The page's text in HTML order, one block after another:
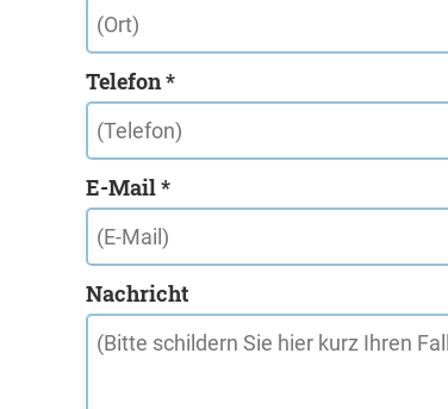
Telefon *
E-Mail *
Nachricht